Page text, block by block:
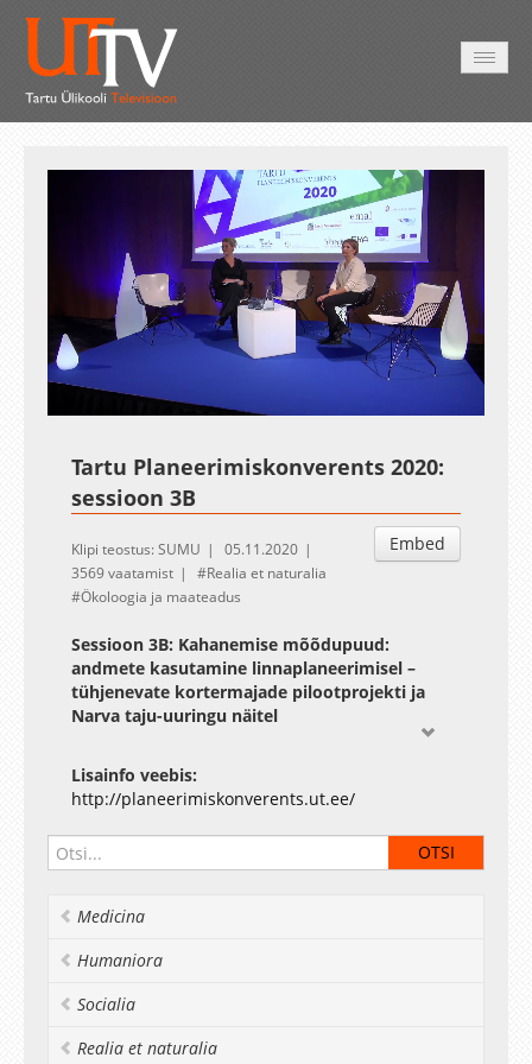
UnmuteLoaded:
1.04%
Tartu Planeerimiskonverents 2020:
sessioon 3B
Embed
Klipi teostus: SUMU
05.11.2020
3569 vaatamist
Realia et naturalia
Ökoloogia ja maateadus
Sessioon 3B: Kahanemise mõõdupuud:
andmete kasutamine linnaplaneerimisel –
tühjenevate kortermajade pilootprojekti ja
Narva taju-uuringu näitel
tulevikustrateegia loomiseks on vaja erinevaid
andmeid, mis puudutavad muuhulgas nii
Sessioon arutleb selle üle, kuidas saavad
erinevad andmed elukeskkonna kujundamist
näiteks inimeste elukohavaliku kohta?
tasakaalustatud regionaalse tervikliku arengu
kuhu inimesed kolivad vaid sedagi, miks nad
seda teevad, sealhulgas elukeskkonna kui
Lisainfo veebis:
http://planeerimiskonverents.ut.ee/
Medicina
Humaniora
Socialia
Realia et naturalia